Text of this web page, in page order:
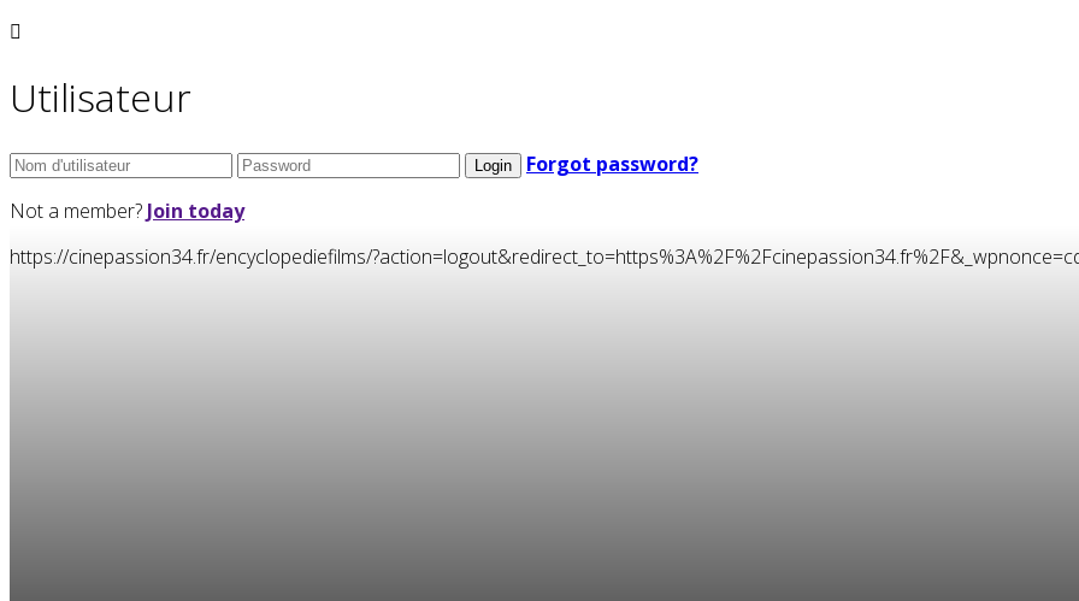
Utilisateur
Forgot password?
Not a member? Join today
https://cinepassion34.fr/encyclopediefilms/